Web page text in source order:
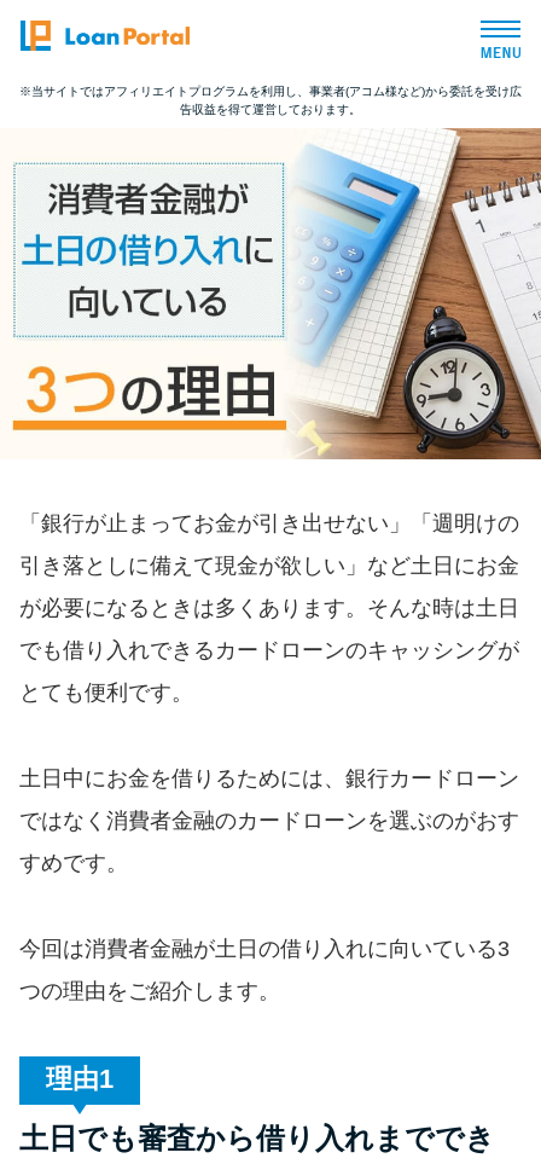
トップページ
おすすめコンテンツ
総合人気ランキング
とにかくすぐ借りたい方向け
バレずに借りたい方向け
便利なコンテンツ
カードローン診断
カードローンQ&A
リボ払いをそのまま払いきると
カードローンの見直しで40万円
得した話
特集ページ一覧
※当サイトではアフィリエイトプログラムを利用し、事業者(アコム様など)から委託を受け広
告収益を得て運営しております。
「銀行が止まってお金が引き出せない」「週明けの
引き落としに備えて現金が欲しい」など土日にお金
が必要になるときは多くあります。そんな時は土日
でも借り入れできるカードローンのキャッシングが
とても便利です。
土日中にお金を借りるためには、銀行カードローン
ではなく消費者金融のカードローンを選ぶのがおす
すめです。
今回は消費者金融が土日の借り入れに向いている3
つの理由をご紹介します。
理由
土日でも審査から借り入れまででき